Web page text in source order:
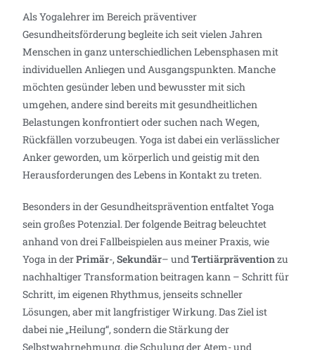
Als Yogalehrer im Bereich präventiver
Gesundheitsförderung begleite ich seit vielen Jahren
Menschen in ganz unterschiedlichen Lebensphasen mit
individuellen Anliegen und Ausgangspunkten. Manche
möchten gesünder leben und bewusster mit sich
umgehen, andere sind bereits mit gesundheitlichen
Belastungen konfrontiert oder suchen nach Wegen,
Rückfällen vorzubeugen. Yoga ist dabei ein verlässlicher
Anker geworden, um körperlich und geistig mit den
Herausforderungen des Lebens in Kontakt zu treten.
Besonders in der Gesundheitsprävention entfaltet Yoga
sein großes Potenzial. Der folgende Beitrag beleuchtet
anhand von drei Fallbeispielen aus meiner Praxis, wie
Yoga in derPrimär-,Sekundär– undTertiärpräventionzu
nachhaltiger Transformation beitragen kann – Schritt für
Schritt, im eigenen Rhythmus, jenseits schneller
Lösungen, aber mit langfristiger Wirkung. Das Ziel ist
dabei nie „Heilung“, sondern die Stärkung der
Selbstwahrnehmung, die Schulung der Atem- und